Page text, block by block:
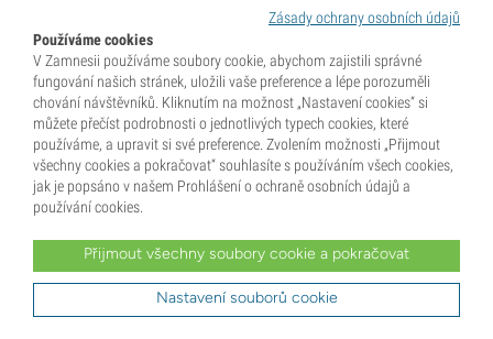
Zásady ochrany osobních údajů
Používáme cookies
V Zamnesii používáme soubory cookie, abychom zajistili správné
fungování našich stránek, uložili vaše preference a lépe porozuměli
chování návštěvníků. Kliknutím na možnost „Nastavení cookies“ si
můžete přečíst podrobnosti o jednotlivých typech cookies, které
používáme, a upravit si své preference. Zvolením možnosti „Přijmout
všechny cookies a pokračovat“ souhlasíte s používáním všech cookies,
jak je popsáno v našem Prohlášení o ochraně osobních údajů a
používání cookies.
Přijmout všechny soubory cookie a pokračovat
Nastavení souborů cookie
* Semena se prodávají jako sběratelské předměty. Klíčení semen je v mnoha zemích nezákonné. Před
žijete, a že znáte své místní právní předpisy. Zároveň se vzdáváte jakýchkoli nároků vůči společnosti
Zamnesia v případě, že budete jednat v rozporu s platnými zákony.